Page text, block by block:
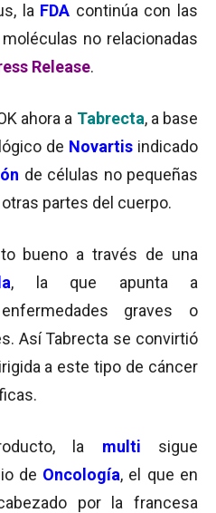
la FDA continúa con las
no relacionadas
Release.
ahora a Tabrecta, a base
de Novartisindicado
de células no pequeñas
partes del cuerpo.
bueno a través de una
, la que apunta a
graves o
Así Tabrecta se convirtió
a este tipo de cáncer
la multi sigue
de Oncología, el que en
por la francesa